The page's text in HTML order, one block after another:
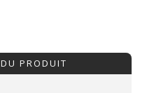
PRODUIT